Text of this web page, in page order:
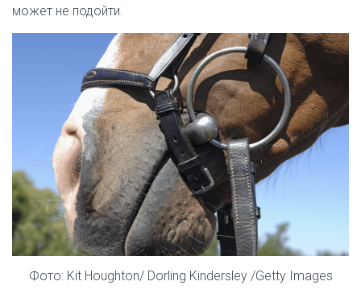
может не подойти.
Фото: Kit Houghton/ Dorling Kindersley /Getty Images